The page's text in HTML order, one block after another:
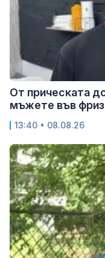
От прическата
мъжете във
13:40 • 08.08.26